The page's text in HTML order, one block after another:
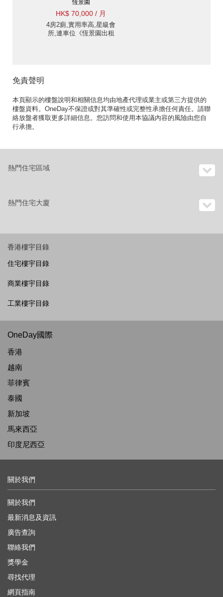
恆景園
HK$ 70,000 / 月
4房2廁,實用率高,星級會
所,連車位《恆景園出租
免責聲明
本頁顯示的樓盤說明和相關信息均由地產代理或業主或第三方提供的
樓盤資料。OneDay不保證或對其準確性或完整性承擔任何責任。請聯
絡放盤者獲取更多詳細信息。您訪問和使用本協議內容的風險由您自
行承擔。
熱門住宅區域
熱門住宅大廈
香港樓宇目錄
住宅樓宇目錄
商業樓宇目錄
工業樓宇目錄
OneDay國際
香港
越南
菲律賓
泰國
新加坡
馬來西亞
印度尼西亞
關於我們
關於我們
最新消息及資訊
廣告查詢
聯絡我們
獎學金
尋找代理
網頁指南